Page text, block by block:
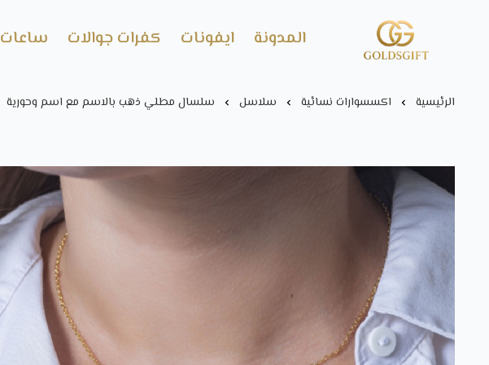
Gold's GIFT المدونة ايفونات كفرات جوالات ساعات
الرئيسية اكسسوارات نسائية سلاسل سلسال مطلي ذهب بالاسم مع اسم وحورية